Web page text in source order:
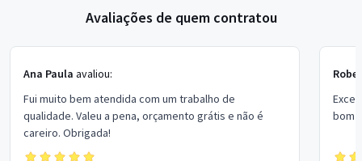
Avaliações de quem contratou
Ana Paula avaliou:
Fui muito bem atendida com um trabalho de
qualidade. Valeu a pena, orçamento grátis e não é
careiro. Obrigada!
bom